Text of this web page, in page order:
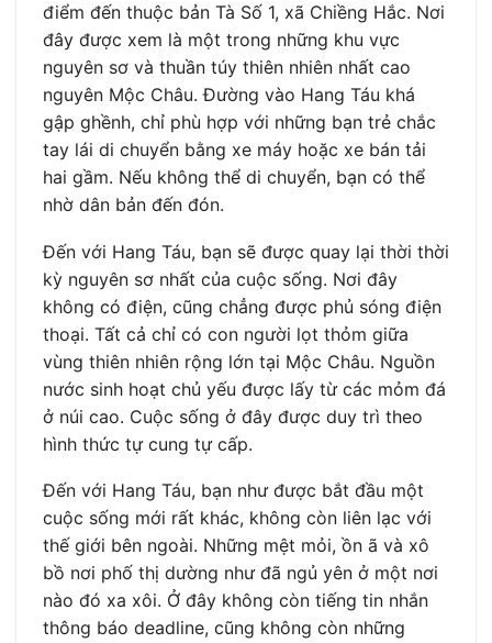
điểm đến thuộc bản Tà Số 1, xã Chiềng Hắc. Nơi
đây được xem là một trong những khu vực
nguyên sơ và thuần túy thiên nhiên nhất cao
nguyên Mộc Châu. Đường vào Hang Táu khá
gập ghềnh, chỉ phù hợp với những bạn trẻ chắc
tay lái di chuyển bằng xe máy hoặc xe bán tải
hai gầm. Nếu không thể di chuyển, bạn có thể
nhờ dân bản đến đón.
Đến với Hang Táu, bạn sẽ được quay lại thời thời
kỳ nguyên sơ nhất của cuộc sống. Nơi đây
không có điện, cũng chẳng được phủ sóng điện
thoại. Tất cả chỉ có con người lọt thỏm giữa
vùng thiên nhiên rộng lớn tại Mộc Châu. Nguồn
nước sinh hoạt chủ yếu được lấy từ các mỏm đá
ở núi cao. Cuộc sống ở đây được duy trì theo
hình thức tự cung tự cấp.
Đến với Hang Táu, bạn như được bắt đầu một
cuộc sống mới rất khác, không còn liên lạc với
thế giới bên ngoài. Những mệt mỏi, ồn ã và xô
bồ nơi phố thị dường như đã ngủ yên ở một nơi
nào đó xa xôi. Ở đây không còn tiếng tin nhắn
thông báo deadline, cũng không còn những